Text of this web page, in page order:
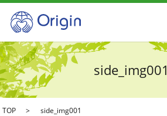
side_img001
TOP side_img001